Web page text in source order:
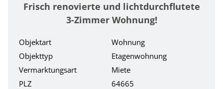
Frisch renovierte und lichtdurchflutete
3-Zimmer Wohnung!
Objektart
Wohnung
Objekttyp
Etagenwohnung
Vermarktungsart
Miete
PLZ
64665